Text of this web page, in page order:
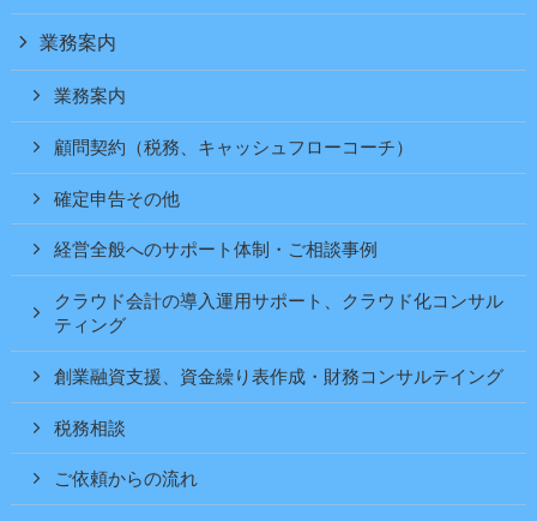
業務案内
業務案内
顧問契約（税務、キャッシュフローコーチ）
確定申告その他
経営全般へのサポート体制・ご相談事例
クラウド会計の導入運用サポート、クラウド化コンサル
ティング
創業融資支援、資金繰り表作成・財務コンサルテイング
税務相談
ご依頼からの流れ